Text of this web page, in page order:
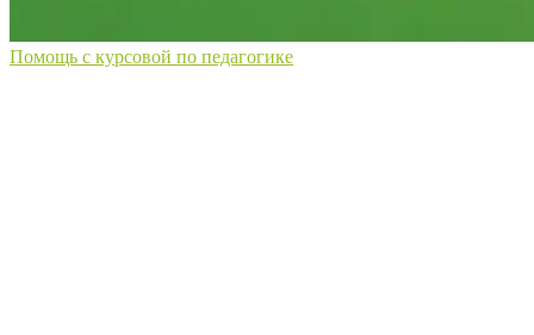
Помощь с курсовой по педагогике